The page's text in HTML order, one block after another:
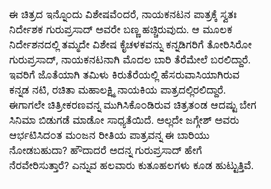
ಈ ಚಿತ್ರದ ಇನ್ನೊಂದು ವಿಶೇಷವೆಂದರೆ, ನಾಯಕನಟನ ಪಾತ್ರಕ್ಕೆ ಸ್ವತಃ
ನಿರ್ದೇಶಕ ಗುರುಪ್ರಸಾದ್ ಅವರೇ ಬಣ್ಣ ಹಚ್ಚಿರುವುದು. ಆ ಮೂಲಕ
ನಿರ್ದೇಶನದಲ್ಲಿ ತಮ್ಮದೇ ವಿಶೇಷ ಕೈಚಳಕವನ್ನು ಕನ್ನಡಿಗರಿಗೆ ತೋರಿಸಿರೋ
ಗುರುಪ್ರಸಾದ್, ನಾಯಕನಟನಾಗಿ ಮೊದಲ ಬಾರಿ ತೆರೆಮೇಲೆ ಬರಲಿದ್ದಾರೆ.
ಇವರಿಗೆ ಜೊತೆಯಾಗಿ ತಮಿಳು ಕಿರುತೆರೆಯಲ್ಲಿ ಹೆಸರುವಾಸಿಯಾಗಿರುವ
ಕನ್ನಡ ನಟಿ, ರಚಿತಾ ಮಹಾಲಕ್ಷ್ಮಿ ನಾಯಕಿಯ ಪಾತ್ರದಲ್ಲಿರಲಿದ್ದಾರೆ.
ಈಗಾಗಲೇ ಚಿತ್ರೀಕರಣವನ್ನ ಮುಗಿಸಿಕೊಂಡಿರುವ ಚಿತ್ರತಂಡ ಆದಷ್ಟು ಬೇಗ
ಸಿನಿಮಾ ಬಿಡುಗಡೆ ಮಾಡೋ ಸಾಧ್ಯತೆಯಿದೆ. ಅಲ್ಲದೇ ಜಗ್ಗೇಶ್ ಅವರು
ಆರ್ಭಟಿಸಿದಂತ ಮಂಜನ ರೀತಿಯ ಪಾತ್ರವನ್ನ ಈ ಬಾರಿಯು
ನೋಡಬಹುದಾ? ಹೌದಾದರೆ ಅದನ್ನ ಗುರುಪ್ರಸಾದ್ ಹೇಗೆ
ನೆರವೇರಿಸುತ್ತಾರೆ? ಎನ್ನುವ ಹಲವಾರು ಕುತೂಹಲಗಳು ಕೂಡ ಹುಟ್ಟುತ್ತಿವೆ.